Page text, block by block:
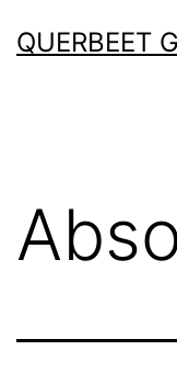
Inhalt
QUERBEET